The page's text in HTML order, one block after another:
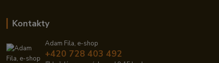
Kontakty
Adam Fila, e-shop
+420 728 403 492